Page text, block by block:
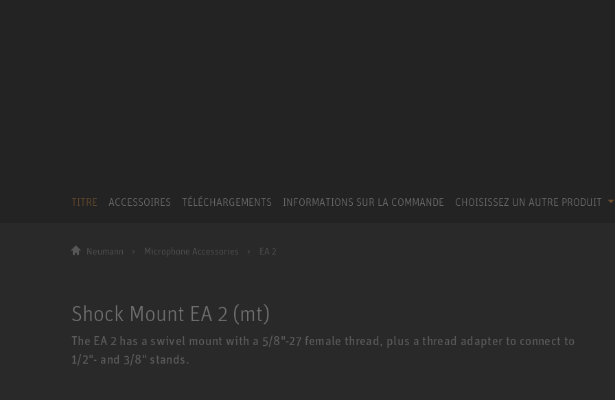
TITRE ACCESSOIRES TÉLÉCHARGEMENTS INFORMATIONS SUR LA COMMANDE CHOISISSEZ UN AUTRE PRODUIT
Neumann Microphone Accessories EA 2
Shock Mount EA 2 (mt)
The EA 2 has a swivel mount with a 5/8"-27 female thread, plus a thread adapter to connect to
1/2"- and 3/8" stands.